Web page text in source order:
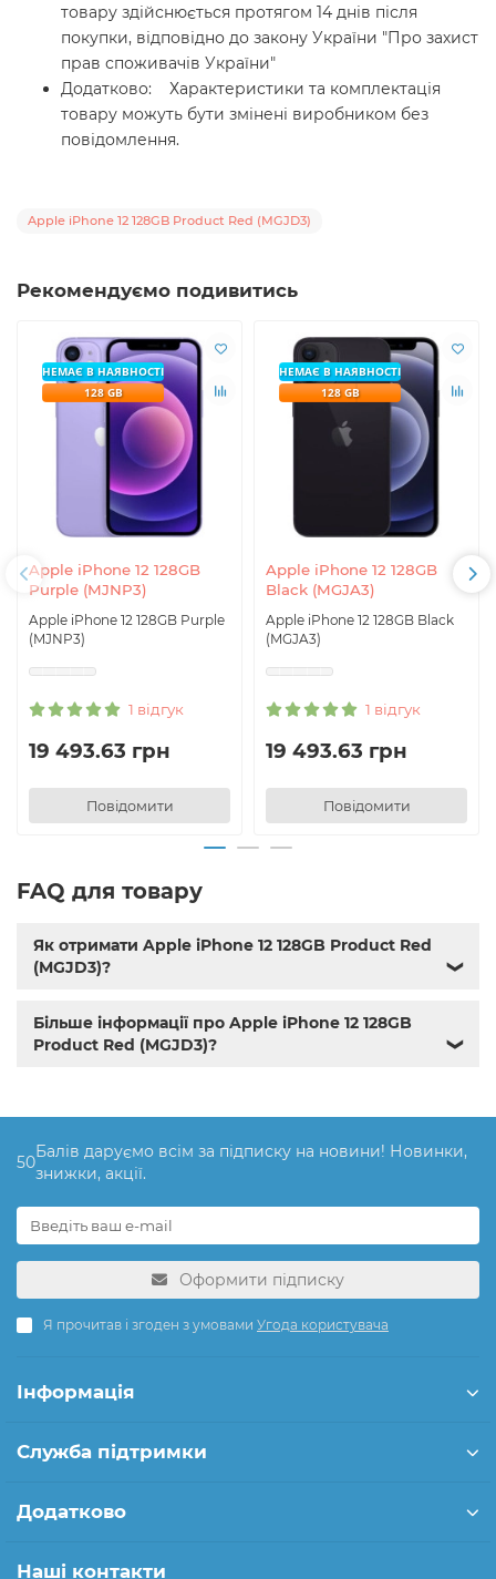
товару здійснюється протягом 14 днів після
покупки, відповідно до закону України "Про захист
прав споживачів України"
Додатково: Характеристики та комплектація
товару можуть бути змінені виробником без
повідомлення.
Apple iPhone 12 128GB Product Red (MGJD3)
Рекомендуємо подивитись
Apple iPhone 12 128GB
Purple (MJNP3)
Apple iPhone 12 128GB Purple
(MJNP3)
1 відгук
НЕМАЄ В НАЯВНОСТІ
128 GB
19 493.63 грн
Повідомити
Apple iPhone 12 128GB
Black (MGJA3)
Apple iPhone 12 128GB Black
(MGJA3)
1 відгук
НЕМАЄ В НАЯВНОСТІ
128 GB
19 493.63 грн
Повідомити
FAQ для товару
Як отримати Apple iPhone 12 128GB Product Red
(MGJD3)?
❯
Більше інформації про Apple iPhone 12 128GB
Product Red (MGJD3)?
❯
50
Балів даруємо всім за підписку на новини! Новинки,
знижки, акції.
Оформити підписку
Я прочитав і згоден з умовами Угода користувача
Інформація
Служба підтримки
Додатково
Наші контакти